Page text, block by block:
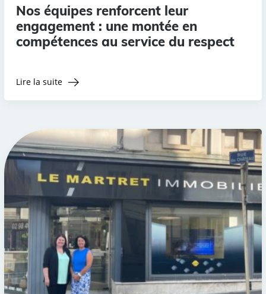
Nos équipes renforcent leur
engagement : une montée en
compétences au service du respect
Lire la suite